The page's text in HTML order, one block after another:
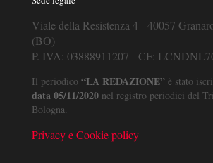
Viale della Resistenza 4 - 40057
(BO)
P. IVA: 03888911207 - CF:
Il periodico “LA REDAZIONE” è stato
data 05/11/2020 nel registro periodici del
Bologna.
Privacy e Cookie policy